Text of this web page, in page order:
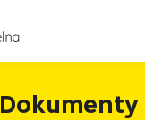
Dokumenty